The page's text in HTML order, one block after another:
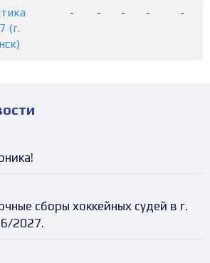
(г.
- - - - -
сборы хоккейных судей в г.
2027.